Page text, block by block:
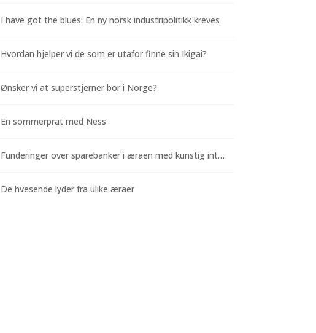
I have got the blues: En ny norsk industripolitikk kreves
Hvordan hjelper vi de som er utafor finne sin Ikigai?
Ønsker vi at superstjerner bor i Norge?
En sommerprat med Ness
Funderinger over sparebanker i æraen med kunstig intelligens
De hvesende lyder fra ulike æraer